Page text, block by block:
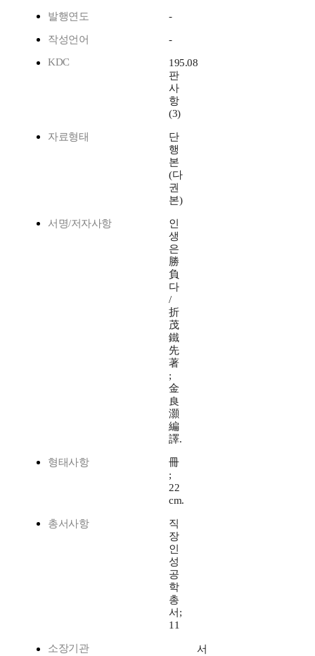
발행연도 -
작성언어
-
KDC
195.08
판
사
항
(3)
자료형태
단
행
본
(다
권
본)
서명/저자사항
인
생
은
勝
負
다
/
折
茂
鐵
先
著
;
金
良
灝
編
譯.
형태사항
冊
;
22
cm.
총서사항
직
장
인
성
공
학
총
서;
11
소장기관
서